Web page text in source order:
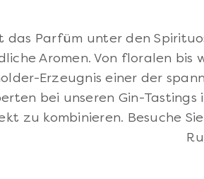
das Parfüm unter den
Aromen. Von floralen
Erzeugnis einer der
bei unseren Gin-Tastings
zu kombinieren. Besuche